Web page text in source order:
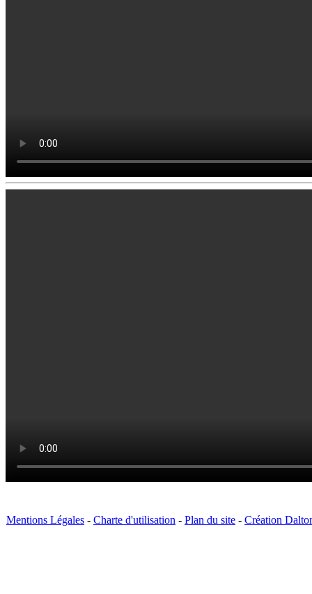
Mentions Légales - Charte d'utilisation - Plan du site - Création